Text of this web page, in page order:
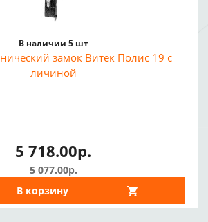
В наличии 5 шт
замок Витек Полис 19 с
личиной
5 718.00р.
5 077.00р.
В корзину